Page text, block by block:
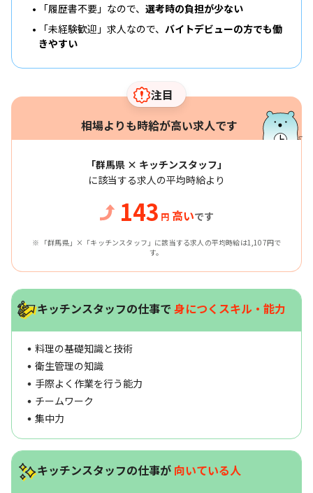
「履歴書不要」なので、 選考時の負担が少ない
「未経験歓迎」求人なので、 バイトデビューの方でも働
きやすい
注目
相場よりも時給が高い求人です
「群馬県 × キッチンスタッフ」
に該当する求人の平均時給より
143 円 高いです
※ 「群馬県」×「キッチンスタッフ」に該当する求人の平均時給は1,107円で
す。
キッチンスタッフの仕事で 身につくスキル・能力
料理の基礎知識と技術
衛生管理の知識
手際よく作業を行う能力
チームワーク
集中力
キッチンスタッフの仕事が 向いている人